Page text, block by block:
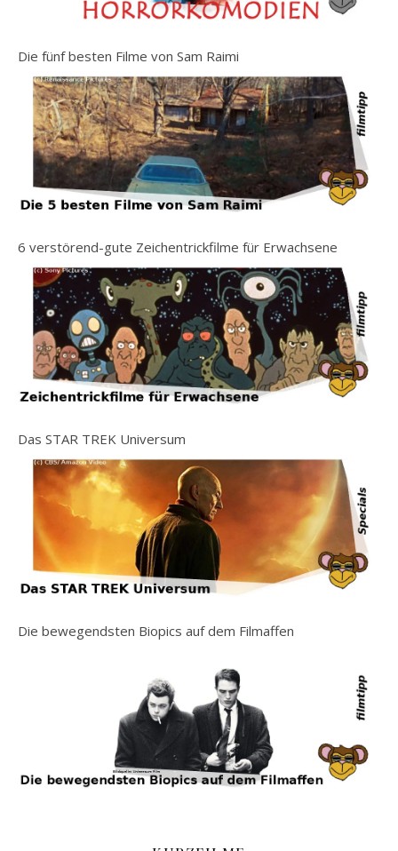
Die fünf besten Filme von Sam Raimi
6 verstörend-gute Zeichentrickfilme für Erwachsene
Das STAR TREK Universum
Die bewegendsten Biopics auf dem Filmaffen